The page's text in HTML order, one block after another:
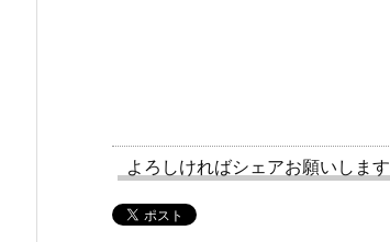
よろしければシェアお願いします